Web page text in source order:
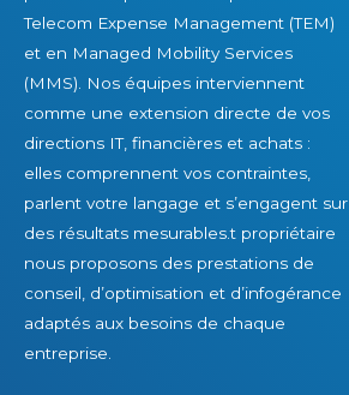
Telecom Expense Management (TEM)
et en Managed Mobility Services
(MMS). Nos équipes interviennent
comme une extension directe de vos
directions IT, financières et achats :
elles comprennent vos contraintes,
parlent votre langage et s’engagent sur
des résultats mesurables.t propriétaire
nous proposons des prestations de
conseil, d’optimisation et d’infogérance
adaptés aux besoins de chaque
entreprise.